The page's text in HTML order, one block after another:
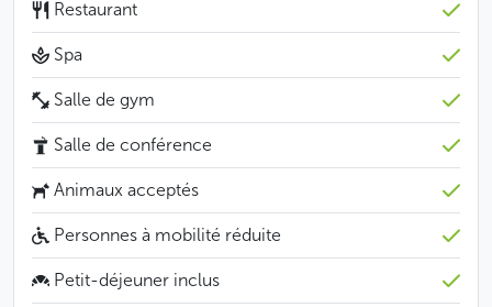
Restaurant
Spa
Salle de gym
Salle de conférence
Animaux acceptés
Personnes à mobilité réduite
Petit-déjeuner inclus